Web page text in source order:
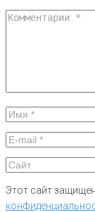
Этот сайт